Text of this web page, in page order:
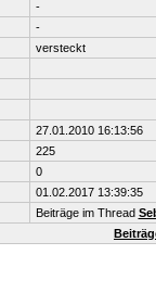
-
-
versteckt
27.01.2010 16:13:56
225
0
01.02.2017 13:39:35
Beiträge im Thread